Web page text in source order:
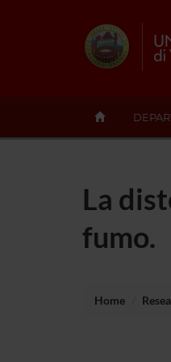
La
fumo.
Home